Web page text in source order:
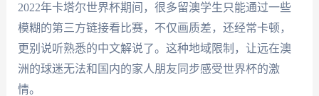
2022年卡塔尔世界杯期间，很多留澳学生只能通过一些
模糊的第三方链接看比赛，不仅画质差，还经常卡顿，
更别说听熟悉的中文解说了。这种地域限制，让远在澳
洲的球迷无法和国内的家人朋友同步感受世界杯的激
情。